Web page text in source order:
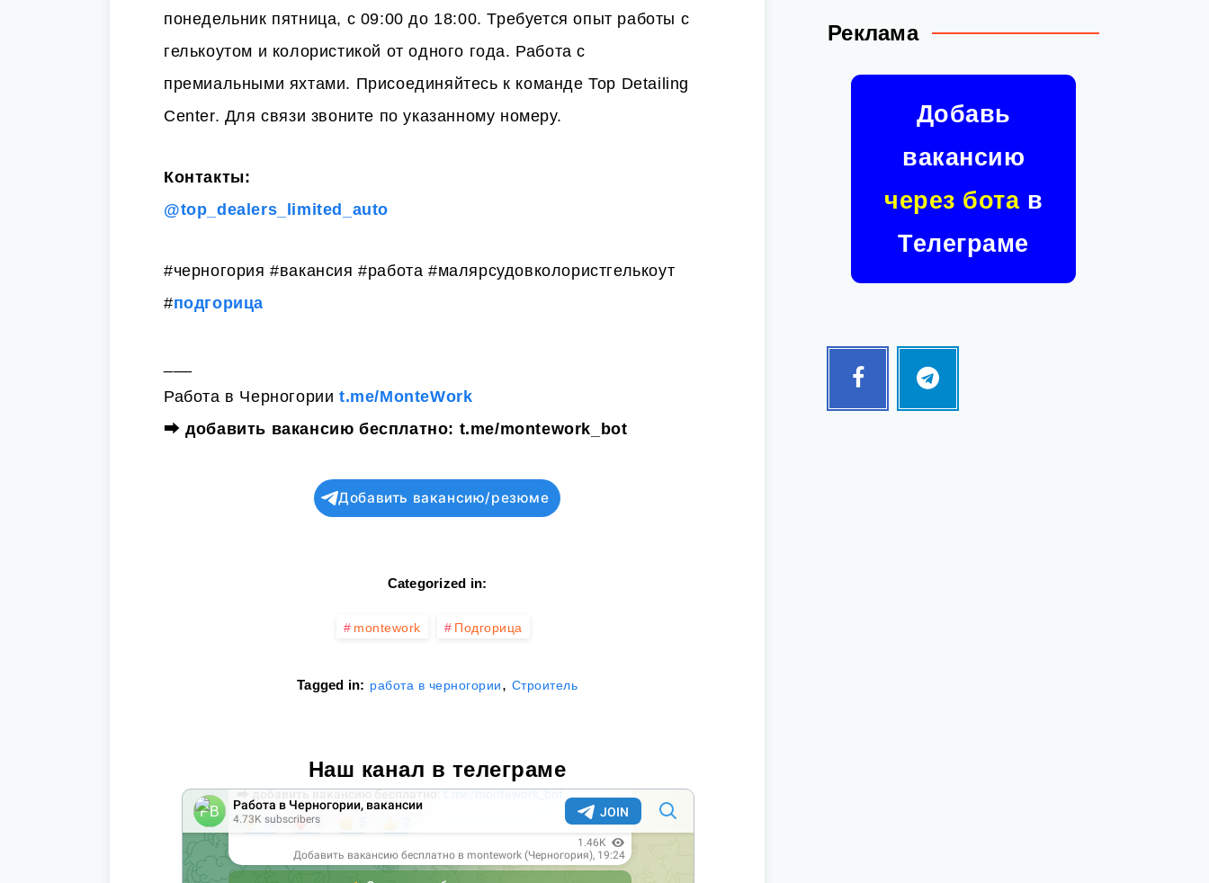
понедельник пятница, с 09:00 до 18:00. Требуется опыт работы с
гелькоутом и колористикой от одного года. Работа с
премиальными яхтами. Присоединяйтесь к команде Top Detailing
Center. Для связи звоните по указанному номеру.
Контакты:
@top_dealers_limited_auto
#черногория #вакансия #работа #малярсудовколористгелькоут
#подгорица
Работа в Черногории t.me/MonteWork
⮕добавить вакансию бесплатно: t.me/montework_bot
Добавить вакансию/резюме
Categorized in:
montework Подгорица
Tagged in: работа в черногории, Строитель
Наш канал в телеграме
Реклама
Добавь
вакансию
через ботав
Телеграме
Facebook
Follow
Telegram
Follow